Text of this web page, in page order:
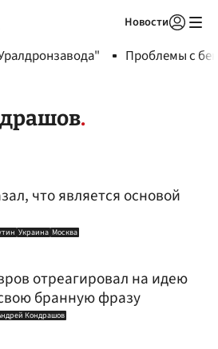
Новости
Проблемы с
что является основой
Украина Москва
отреагировал на идею
бранную фразу
Кондрашов